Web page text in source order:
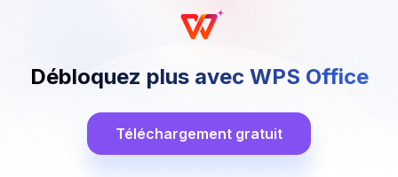
Débloquez plus avec WPS Office
Téléchargement gratuit